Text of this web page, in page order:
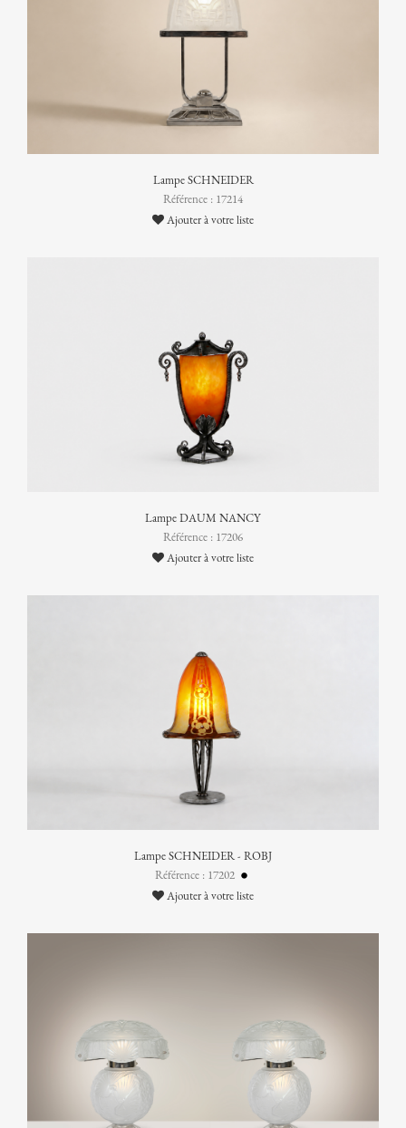
Lampe SCHNEIDER
Référence : 17214
Ajouter à votre liste
Lampe DAUM NANCY
Référence : 17206
Ajouter à votre liste
Lampe SCHNEIDER - ROBJ
Référence : 17202
Ajouter à votre liste